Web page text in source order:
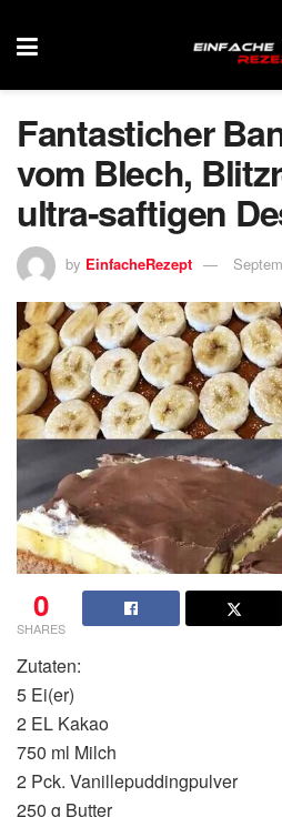
Fantasticher
vom Blech,
ultra-saftigen
by EinfacheRezept
0
SHARES
Zutaten:
5 Ei(er)
2 EL Kakao
750 ml Milch
2 Pck. Vanillepuddingpulver
250 g Butter